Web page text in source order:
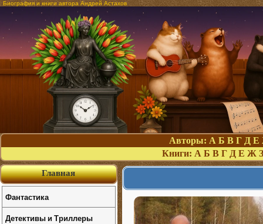
Биография и книги автора Андрей Астахов
Авторы: А Б В Г Д Е
Книги: А Б В Г Д Е Ж З
Главная
Фантастика
Детективы и Триллеры